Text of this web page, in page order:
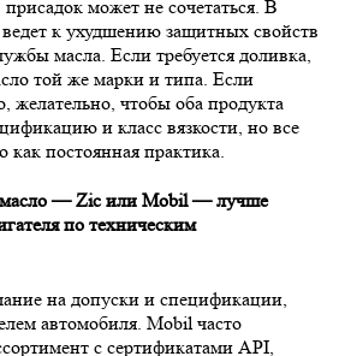
может не сочетаться. В
к ухудшению защитных свойств
масла. Если требуется доливка,
той же марки и типа. Если
желательно, чтобы оба продукта
и класс вязкости, но все
как постоянная практика.
масло — Zic или Mobil — лучше
по техническим
на допуски и спецификации,
автомобиля. Mobil часто
с сертификатами API,